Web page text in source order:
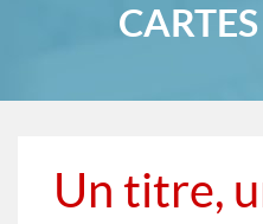
CARTES
Un titre,